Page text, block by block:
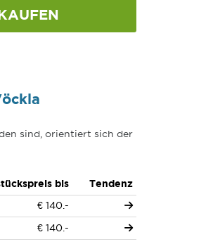
sind, orientiert sich der
bis
Tendenz
€ 140.-
€ 140.-